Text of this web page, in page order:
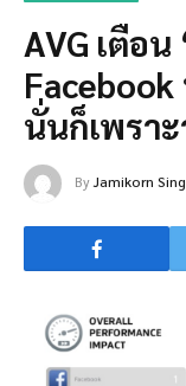
AVG เตือ
นั่นก็เพรา
ByJamikorn